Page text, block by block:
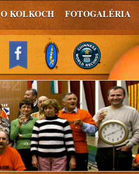
O KOLKOCH FOTOGALÉRIA